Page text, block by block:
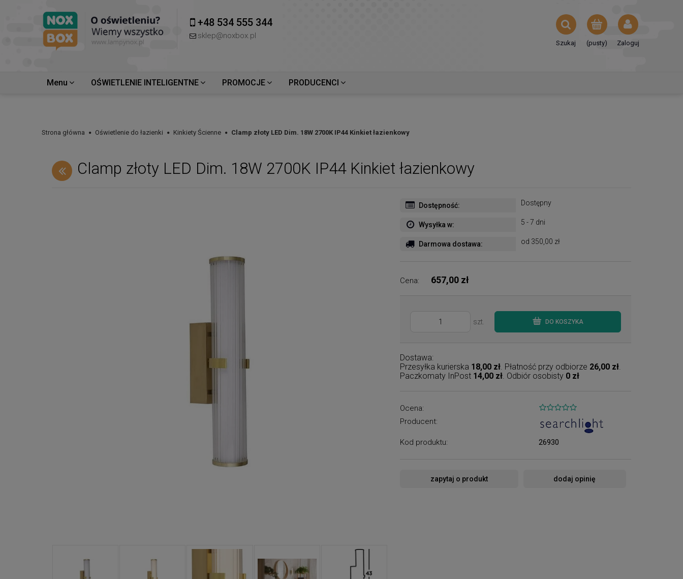
+48 534 555 344
sklep@noxbox.pl
(pusty) Zaloguj
Szukaj
Menu OŚWIETLENIE INTELIGENTNE PROMOCJE PRODUCENCI
Strona główna Oświetlenie do łazienki Kinkiety Ścienne Clamp złoty LED Dim. 18W 2700K IP44 Kinkiet łazienkowy
Clamp złoty LED Dim. 18W 2700K IP44 Kinkiet łazienkowy
Dostępność: Dostępny
Wysyłka w: 5 - 7 dni
Darmowa dostawa: od 350,00 zł
Cena: 657,00 zł
szt. DO KOSZYKA
Dostawa:
Przesyłka kurierska 18,00 zł. Płatność przy odbiorze 26,00 zł.
Paczkomaty InPost 14,00 zł. Odbiór osobisty 0 zł
Ocena:
Producent:
Kod produktu: 26930
zapytaj o produkt dodaj opinię